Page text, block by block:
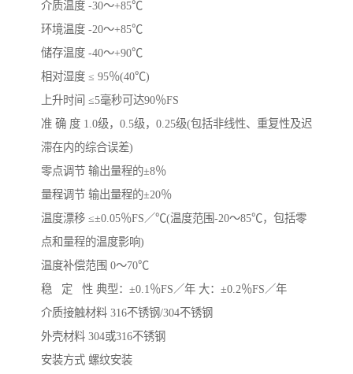
介质温度 -30～+85℃
环境温度 -20～+85℃
储存温度 -40～+90℃
相对湿度 ≤ 95％(40℃)
上升时间 ≤5毫秒可达90％FS
准 确 度 1.0级，0.5级，0.25级(包括非线性、重复性及迟
滞在内的综合误差)
零点调节 输出量程的±8％
量程调节 输出量程的±20％
温度漂移 ≤±0.05％FS／℃(温度范围-20～85℃，包括零
点和量程的温度影响)
温度补偿范围 0～70℃
稳 定 性 典型：±0.1％FS／年 大：±0.2％FS／年
介质接触材料 316不锈钢/304不锈钢
外壳材料 304或316不锈钢
安装方式 螺纹安装